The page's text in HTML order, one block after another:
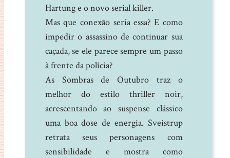
Hartung e o novo serial killer.
Mas que conexão seria essa? E como
impedir o assassino de continuar sua
caçada, se ele parece sempre um passo
à frente da polícia?
As Sombras de Outubro traz o
melhor do estilo thriller noir,
acrescentando ao suspense clássico
uma boa dose de energia. Sveistrup
retrata seus personagens com
sensibilidade e mostra como